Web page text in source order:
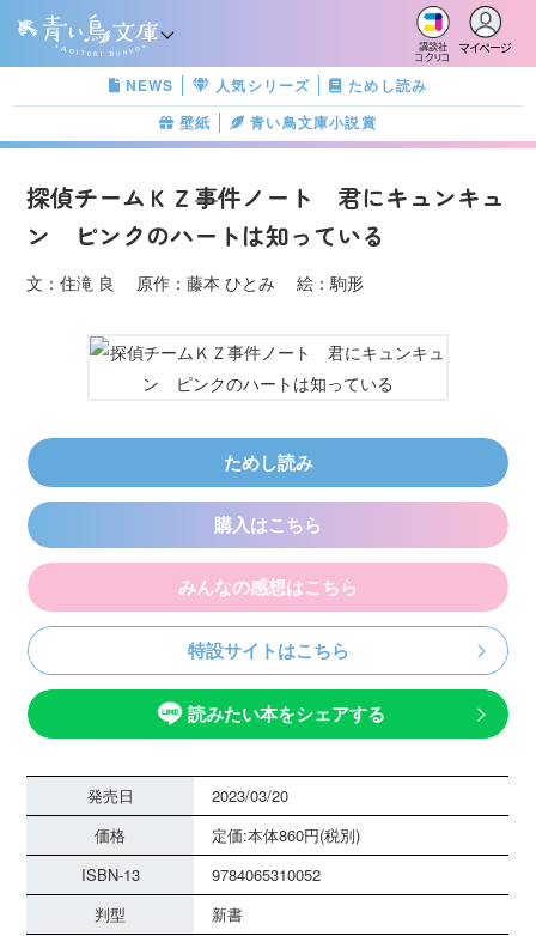
講談社
コクリコ
マイページ
NEWS 人気シリーズ
ためし読み
壁紙
青い鳥文庫小説賞
探偵チームＫＺ事件ノート 君にキュンキュ
ン ピンクのハートは知っている
文：住滝 良 原作：藤本 ひとみ 絵：駒形
ためし読み
購入はこちら
みんなの感想はこちら
特設サイトはこちら
読みたい本をシェアする
発売日
2023/03/20
価格
定価:本体860円(税別)
ISBN-13
9784065310052
判型
新書